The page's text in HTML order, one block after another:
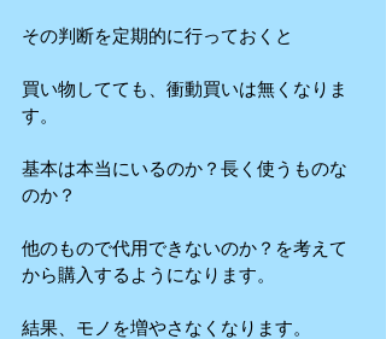
その判断を定期的に行っておくと
買い物してても、衝動買いは無くなりま
す。
基本は本当にいるのか？長く使うものな
のか？
他のもので代用できないのか？を考えて
から購入するようになります。
結果、モノを増やさなくなります。